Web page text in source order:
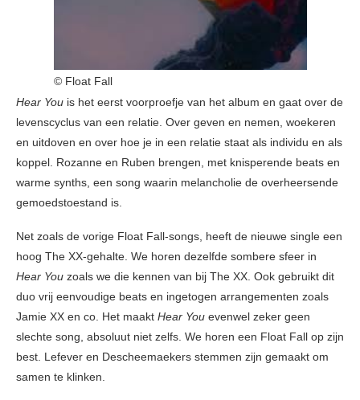
© Float Fall
Hear You is het eerst voorproefje van het album en gaat over de
levenscyclus van een relatie. Over geven en nemen, woekeren
en uitdoven en over hoe je in een relatie staat als individu en als
koppel. Rozanne en Ruben brengen, met knisperende beats en
warme synths, een song waarin melancholie de overheersende
gemoedstoestand is.
Net zoals de vorige Float Fall-songs, heeft de nieuwe single een
hoog The XX-gehalte. We horen dezelfde sombere sfeer in
Hear You zoals we die kennen van bij The XX. Ook gebruikt dit
duo vrij eenvoudige beats en ingetogen arrangementen zoals
Jamie XX en co. Het maakt Hear You evenwel zeker geen
slechte song, absoluut niet zelfs. We horen een Float Fall op zijn
best. Lefever en Descheemaekers stemmen zijn gemaakt om
samen te klinken.